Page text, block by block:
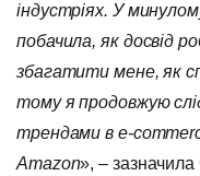
індустріях. У
побачила, як досвід
збагатити мене, як
тому я продовжую
трендами в е-
Amazon»,–